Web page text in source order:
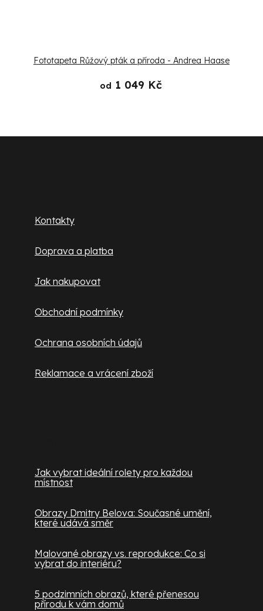
Fototapeta Růžový pták a příroda - Andrea Haase
od 1 049 Kč
Kontakty
Doprava a platba
Jak nakupovat
Obchodní podmínky
Ochrana osobních údajů
Reklamace a vrácení zboží
Jak vybrat ideální rolety pro každou
místnost
Obrazy Dmitry Belova: Současné umění,
které udává směr
Malované obrazy vs. reprodukce: Co si
vybrat do interiéru?
5 podzimních obrazů, které přenesou
přírodu k vám domů